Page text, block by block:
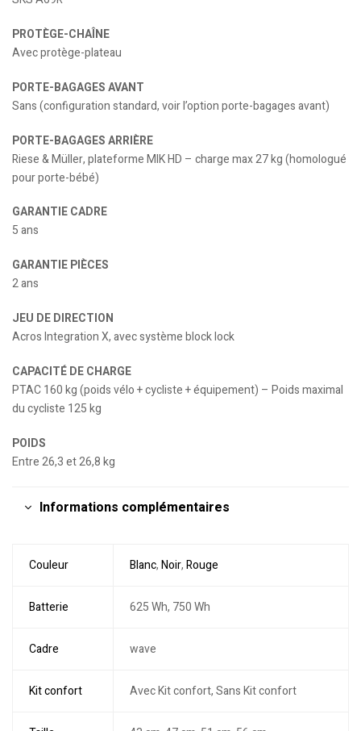
PROTÈGE-CHAÎNE
Avec protège-plateau
PORTE-BAGAGES AVANT
Sans (configuration standard, voir l’option porte-bagages avant)
PORTE-BAGAGES ARRIÈRE
Riese & Müller, plateforme MIK HD – charge max 27 kg (homologué
pour porte-bébé)
GARANTIE CADRE
5 ans
GARANTIE PIÈCES
2 ans
JEU DE DIRECTION
Acros Integration X, avec système block lock
CAPACITÉ DE CHARGE
PTAC 160 kg (poids vélo + cycliste + équipement) – Poids maximal
du cycliste 125 kg
POIDS
Entre 26,3 et 26,8 kg
Informations complémentaires
Couleur Blanc,Noir,Rouge
Batterie 625 Wh, 750 Wh
Cadre wave
Kit confort Avec Kit confort, Sans Kit confort